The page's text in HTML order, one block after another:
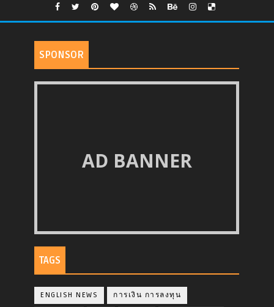
SPONSOR
AD BANNER
TAGS
ENGLISH NEWS การเงิน การลงทุน